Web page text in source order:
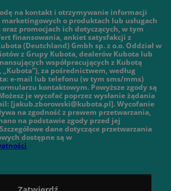
na kontakt i otrzymywanie informacji
o produktach lub usługach
promocjach ich dotyczących, w tym
finansowania, ankiet satysfakcji z
(Deutchland) Gmbh sp. z o.o. Oddział w
z Grupy Kubota, dealerów Kubota lub
współpracujących z Kubotą
„Kubota”), za pośrednictwem, według
e-mail lub telefonu (w tym sms/mms)
kontaktowym. Powyższe zgody są
je wycofać poprzez wysłanie żądania
[jakub.zborowski@kubota.pl]. Wycofanie
na zgodność z prawem przetwarzania,
na podstawie zgody przed jej
dane dotyczące przetwarzania
dostępne są w